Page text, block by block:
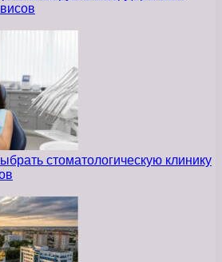
стоматологическую клинику